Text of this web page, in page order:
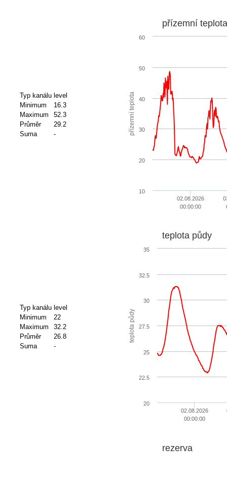
Typ kanálu level
Minimum
16.3
Maximum
52.3
Průměr
29.2
Suma
- přízemní teplota
přízemní
02.08.2026
00:00:00
10
20
30
40
50
60
Typ kanálu level
Minimum
22
Maximum
32.2
Průměr
26.8
Suma
-
teplota půdy
teplota půdy
02.08.2026
00:00:00
20
22.5
25
27.5
30
32.5
35
rezerva